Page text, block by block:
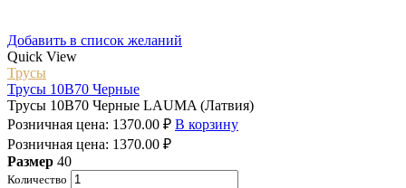
Добавить в список желаний
Quick View
Трусы
Трусы 10B70 Черные
Трусы 10B70 Черные LAUMA (Латвия)
Розничная цена: 1370.00 ₽ В корзину
Розничная цена: 1370.00 ₽
Размер 40
Количество